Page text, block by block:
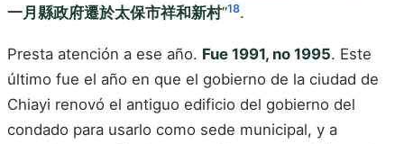
一月縣政府遷於太保市祥和新村”18.
Presta atención a ese año. Fue 1991, no 1995. Este
último fue el año en que el gobierno de la ciudad de
Chiayi renovó el antiguo edificio del gobierno del
condado para usarlo como sede municipal, y a